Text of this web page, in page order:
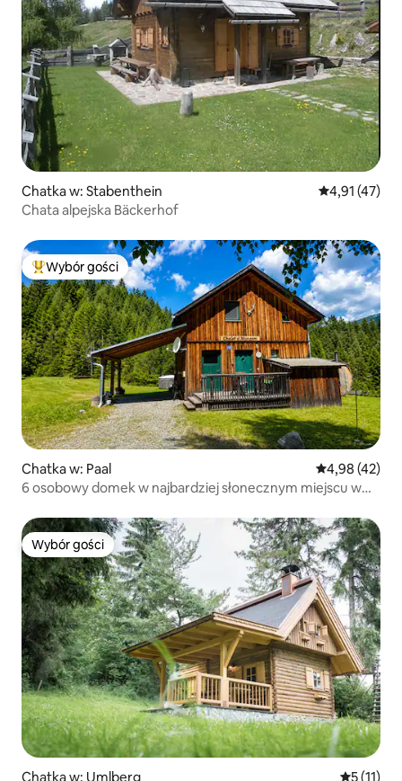
Chatka w: Stabenthein Średnia
4,91 (47)
Chata alpejska Bäckerhof
Najpopularniejsze z kategorii Wybór gości
Wybór gości
Chatka w: Paal Średnia
4,98 (42)
6 osobowy domek w najbardziej słonecznym miejscu w
Wybór gości
Wybór gości
Chatka w: Umlberg Średnia
5 (11)